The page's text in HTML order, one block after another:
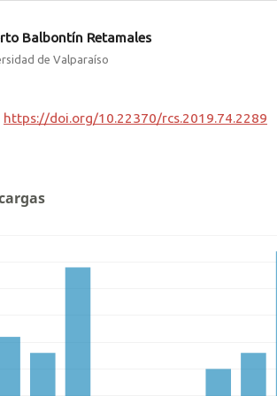
Balbontín Retamales
de Valparaíso
https://doi.org/10.22370/rcs.2019.74.2289